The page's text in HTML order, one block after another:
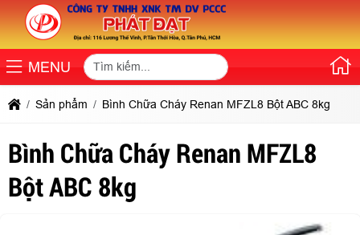
MENU
Sản phẩm Bình Chữa Cháy Renan MFZL8 Bột ABC 8kg
Bình Chữa Cháy Renan MFZL8
Bột ABC 8kg